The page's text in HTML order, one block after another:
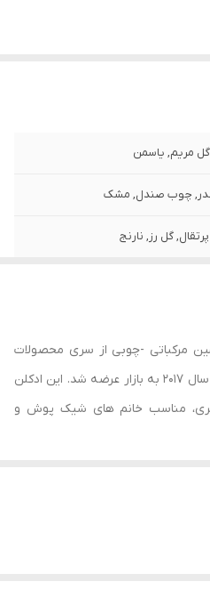
گل مریم, یاسمن
چوب صندل, مشک
گل رز, نارنج
مرکباتی -چوبی از سری محصولات
باشد که در سال ۲۰۱۷ به بازار عرضه شد. این ادکلن
و حجم ۱۰۰ میلی‌لیتری، مناسب خانم های شیک پوش و